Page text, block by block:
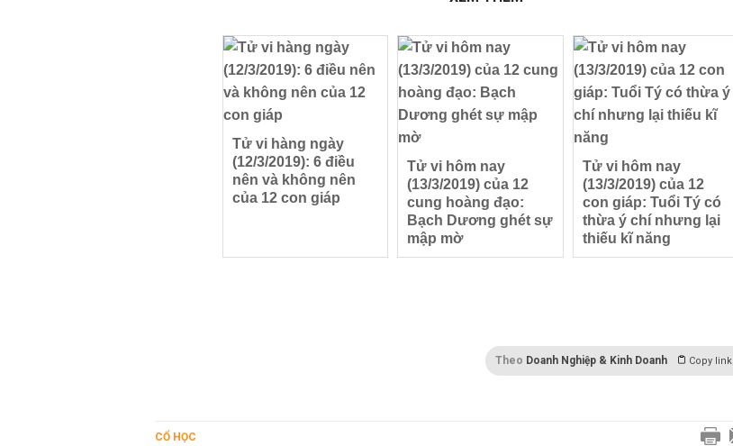
Tử vi hàng ngày
(12/3/2019): 6 điều
nên và không nên
của 12 con giáp
Tử vi hôm nay
(13/3/2019) của 12
cung hoàng đạo:
Bạch Dương ghét sự
mập mờ
Tử vi hôm nay
(13/3/2019) của 12
con giáp: Tuổi Tý có
thừa ý chí nhưng lại
thiếu kĩ năng
Theo Doanh Nghiệp & Kinh Doanh Copy link
CỔ HỌC